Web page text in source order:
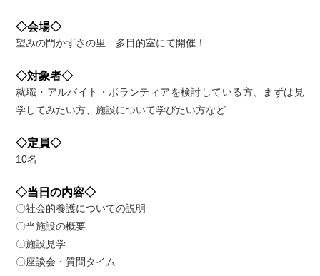
◇会場◇
望みの門かずさの里 多目的室にて開催！
◇対象者◇
就職・アルバイト・ボランティアを検討している方、まずは見
学してみたい方、施設について学びたい方など
◇定員◇
10名
◇当日の内容◇
〇社会的養護についての説明
〇当施設の概要
〇施設見学
〇座談会・質問タイム